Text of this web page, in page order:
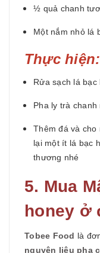
½ quả chanh
Một nắm nhỏ lá
Thực hiện:
Rửa sạch lá
Pha ly trà
Thêm đá và
lại một ít lá bạc
thương nhé
5. Mua
honey ở
Tobee Food là
nguyên liệu pha